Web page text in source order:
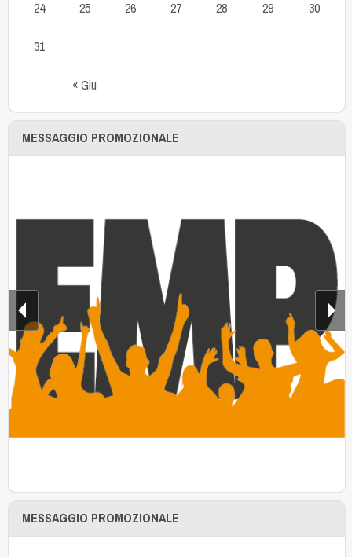
« Giu
24 25 26 27 28 29 30
31
MESSAGGIO PROMOZIONALE
MESSAGGIO PROMOZIONALE